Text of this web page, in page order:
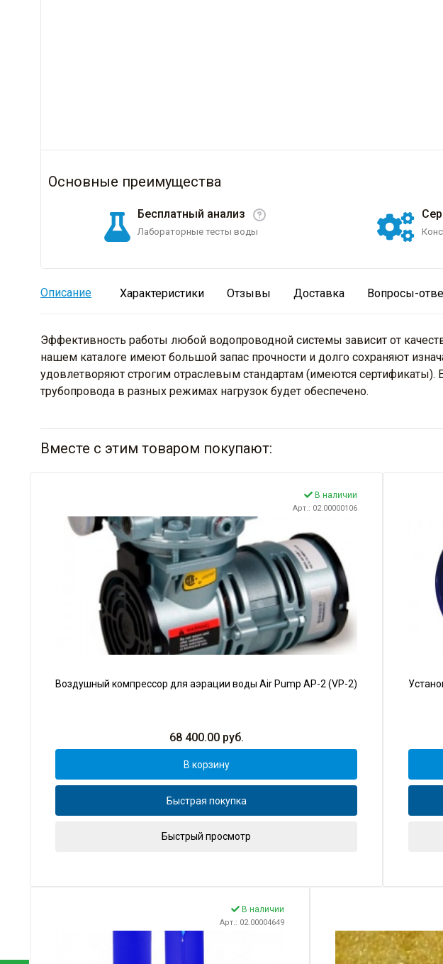
Основные преимущества
Бесплатный анализ
Лабораторные тесты воды
Описание Характеристики Отзывы Доставка Вопросы-
Эффективность работы любой водопроводной системы зависит от
нашем каталоге имеют большой запас прочности и долго сохраняют
удовлетворяют строгим отраслевым стандартам (имеются
трубопровода в разных режимах нагрузок будет обеспечено.
Вместе с этим товаром покупают:
В наличии
Арт.: 02.00000106
Воздушный компрессор для аэрации воды Air Pump AP-2 (VP-2)
68 400.00руб.
В корзину
Быстрая покупка
Быстрый просмотр
В наличии
Арт.: 02.00004649